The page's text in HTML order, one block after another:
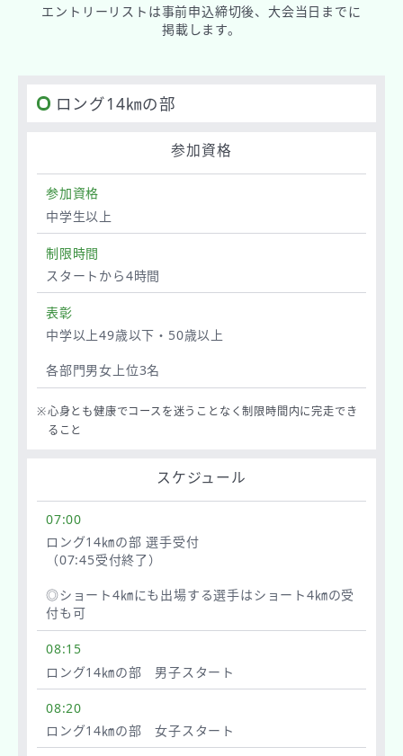
エントリーリストは事前申込締切後、 大会当日までに
掲載します。
ロング14㎞の部
参加資格
参加資格
中学生以上
制限時間
スタートから4時間
表彰
中学以上49歳以下・50歳以上
各部門男女上位3名
※心身とも健康でコースを迷うことなく制限時間内に完走でき
ること
スケジュール
07:00
ロング14㎞の部 選手受付
（07:45受付終了）
◎ショート4㎞にも出場する選手はショート4㎞の受
付も可
08:15
ロング14㎞の部 男子スタート
08:20
ロング14㎞の部 女子スタート